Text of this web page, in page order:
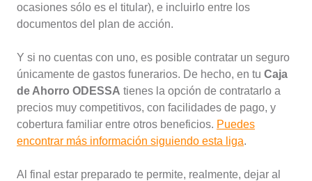
ocasiones sólo es el titular), e incluirlo entre los
documentos del plan de acción.
Y si no cuentas con uno, es posible contratar un seguro
únicamente de gastos funerarios. De hecho, en tu Caja
de Ahorro ODESSA tienes la opción de contratarlo a
precios muy competitivos, con facilidades de pago, y
cobertura familiar entre otros beneficios. Puedes
encontrar más información siguiendo esta liga.
Al final estar preparado te permite, realmente, dejar al